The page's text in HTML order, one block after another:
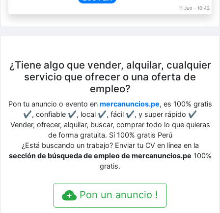
11 Jun - 10:43
¿Tiene algo que vender, alquilar, cualquier
servicio que ofrecer o una oferta de
empleo?
Pon tu anuncio o evento en mercanuncios.pe, es 100% gratis
✔, confiable ✔, local ✔, fácil ✔, y super rápido ✔
Vender, ofrecer, alquilar, buscar, comprar todo lo que quieras
de forma gratuita. Sí 100% gratis Perú
¿Está buscando un trabajo? Enviar tu CV en línea en la
sección de búsqueda de empleo de mercanuncios.pe 100%
gratis.
Pon un anuncio !